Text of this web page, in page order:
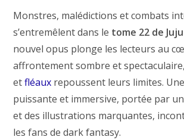
Monstres, malédictions et combats
s’entremêlent dans le tome 22 de
nouvel opus plonge les lecteurs au
affrontement sombre et
etfléaux repoussent leurs limites.
puissante et immersive, portée par
et des illustrations marquantes,
les fans de dark fantasy.